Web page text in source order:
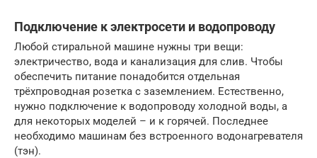
Подключение к электросети и водопроводу
Любой стиральной машине нужны три вещи:
электричество, вода и канализация для слив. Чтобы
обеспечить питание понадобится отдельная
трёхпроводная розетка с заземлением. Естественно,
нужно подключение к водопроводу холодной воды, а
для некоторых моделей – и к горячей. Последнее
необходимо машинам без встроенного водонагревателя
(тэн).